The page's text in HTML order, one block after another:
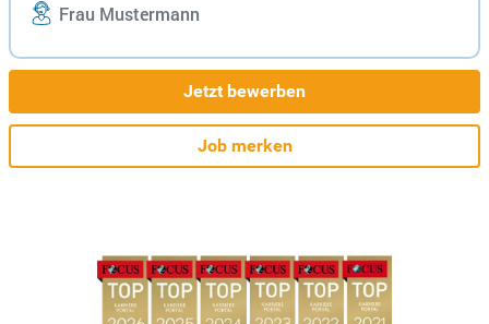
Frau Mustermann
Jetzt bewerben
Job merken